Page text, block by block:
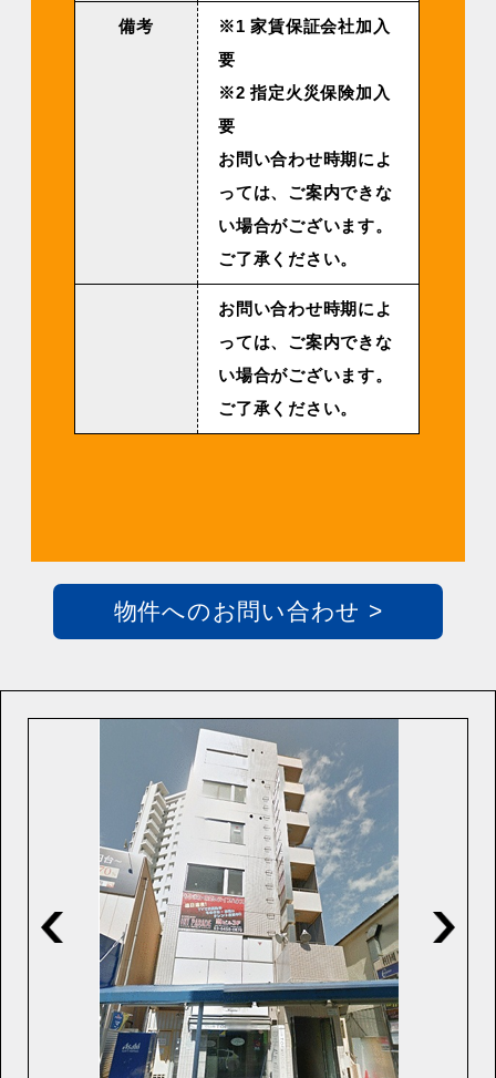
備考
※1 家賃保証会社加入
要
※2 指定火災保険加入
要
お問い合わせ時期によ
っては、ご案内できな
い場合がございます。
ご了承ください。
お問い合わせ時期によ
っては、ご案内できな
い場合がございます。
ご了承ください。
物件へのお問い合わせ >